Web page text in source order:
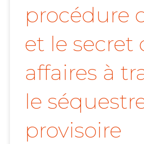
procédure
et le secret
affaires à
le
provisoire